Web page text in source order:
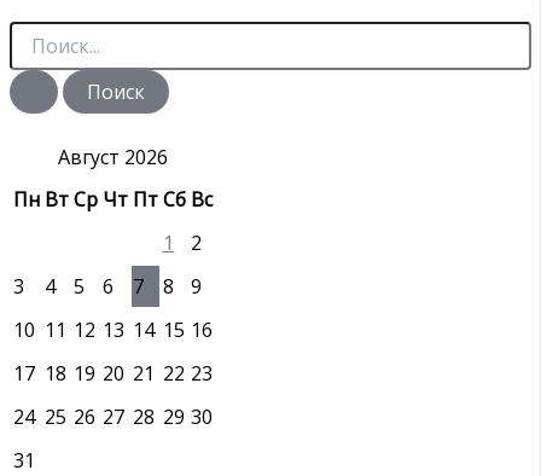
П
и
с
Август 2026
Пн ВтСр Чт ПтСб Вс
1
2
3
4 5 6 7 8
9
10 11 12 13 14 15 16
17 18 19 20 21 22 23
24 25 26 27 28 29 30
31